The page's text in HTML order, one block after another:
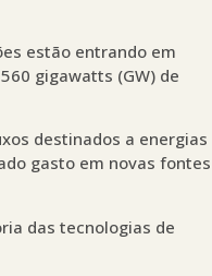
estão entrando em
gigawatts (GW) de
destinados a energias
gasto em novas fontes
das tecnologias de